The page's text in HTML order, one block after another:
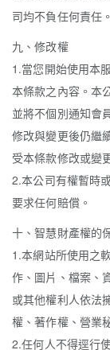
司均不負任何責任。
九、修改權
1.當您開始使用本
本條款之內容。本
並將不個別通知會
修改與變更後仍繼
受本條款修改或變
2.本公司有權暫時
要求任何賠償。
十、智慧財產權的
1.本網站所使用之
作、圖片、檔案、
或其他權利人依法
權、著作權、營業
2.任何人不得逕行